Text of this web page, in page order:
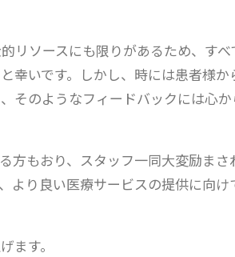
リソースにも限りがあるため、す
幸いです。しかし、時には患者様か
そのようなフィードバックには心か
方もおり、スタッフ一同大変励まさ
より良い医療サービスの提供に向
ます。